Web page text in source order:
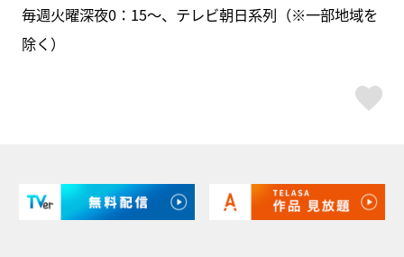
毎週火曜深夜0：15～、テレビ朝日系列（※一部地域を
除く）